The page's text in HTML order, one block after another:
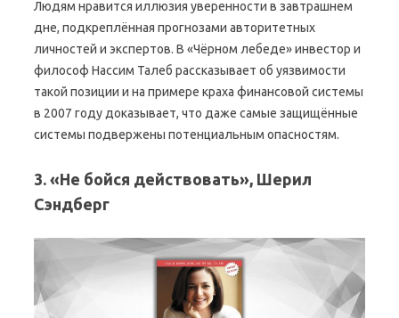
Людям нравится иллюзия уверенности в завтрашнем
дне, подкреплённая прогнозами авторитетных
личностей и экспертов. В «Чёрном лебеде» инвестор и
философ Нассим Талеб рассказывает об уязвимости
такой позиции и на примере краха финансовой системы
в 2007 году доказывает, что даже самые защищённые
системы подвержены потенциальным опасностям.
3. «Не бойся действовать», Шерил
Сэндберг